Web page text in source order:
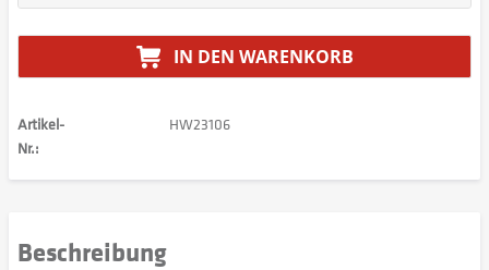
IN DEN WARENKORB
Artikel-
Nr.:
HW23106
Beschreibung